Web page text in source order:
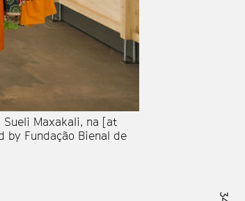
Maxakali, na [at
by Fundação Bienal de